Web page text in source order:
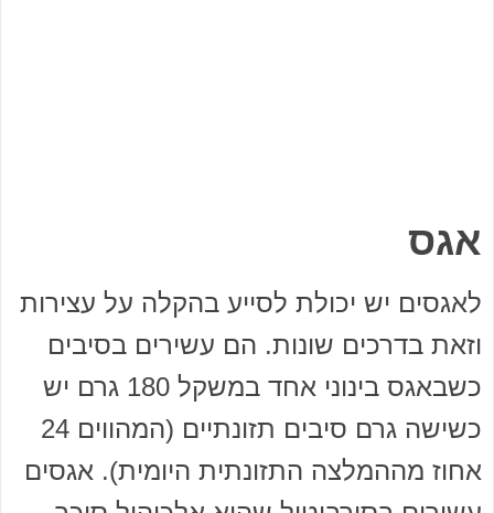
אגס
לאגסים יש יכולת לסייע בהקלה על עצירות
וזאת בדרכים שונות. הם עשירים בסיבים
כשבאגס בינוני אחד במשקל 180 גרם יש
כשישה גרם סיבים תזונתיים (המהווים 24
אחוז מההמלצה התזונתית היומית). אגסים